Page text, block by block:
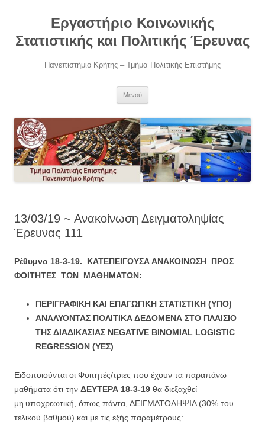
περιεχόμενοΕργαστήριο Κοινωνικής
Στατιστικής και Πολιτικής Έρευνας
Πανεπιστήμιο Κρήτης – Τμήμα Πολιτικής Επιστήμης
Μενού
13/03/19 ~ Ανακοίνωση Δειγματοληψίας
Έρευνας 111
Ρέθυμνο 18-3-19. ΚΑΤΕΠΕΙΓΟΥΣΑ ΑΝΑΚΟΙΝΩΣΗ ΠΡΟΣ
ΦΟΙΤΗΤΕΣ ΤΩΝ ΜΑΘΗΜΑΤΩΝ:
ΠΕΡΙΓΡΑΦΙΚΗ ΚΑΙ ΕΠΑΓΩΓΙΚΗ ΣΤΑΤΙΣΤΙΚΗ (ΥΠΟ)
ΑΝΑΛΥΟΝΤΑΣ ΠΟΛΙΤΙΚΑ ΔΕΔΟΜΕΝΑ ΣΤΟ ΠΛΑΙΣΙΟ
ΤΗΣ ΔΙΑΔΙΚΑΣΙΑΣ NEGATIVE BINOMIAL LOGISTIC
REGRESSION (ΥΕΣ)
Ειδοποιούνται οι Φοιτητές/τριες που έχουν τα παραπάνω
μαθήματα ότι την ΔΕΥΤΕΡΑ 18-3-19 θα διεξαχθεί
μη υποχρεωτική, όπως πάντα, ΔΕΙΓΜΑΤΟΛΗΨΙΑ (30% του
τελικού βαθμού) και με τις εξής παραμέτρους: